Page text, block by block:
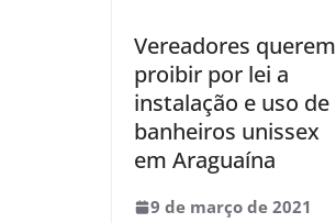
Vereadores querem
proibir por lei a
instalação e uso de
banheiros unissex
em Araguaína
9 de março de 2021